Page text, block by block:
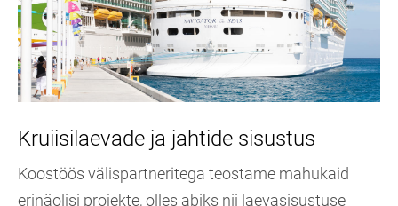
Kruiisilaevade ja jahtide sisustus
Koostöös välispartneritega teostame mahukaid
erinäolisi projekte, olles abiks nii laevasisustuse